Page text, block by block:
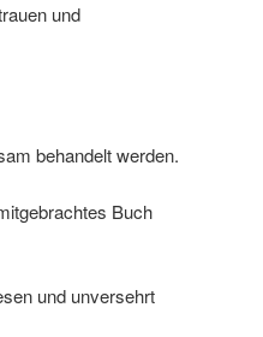
und
behandelt werden.
Buch
und unversehrt